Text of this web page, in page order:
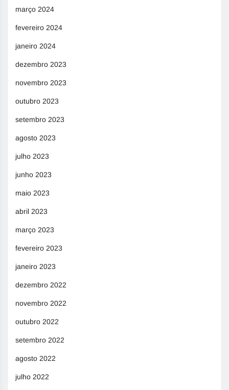
março 2024
fevereiro 2024
janeiro 2024
dezembro 2023
novembro 2023
outubro 2023
setembro 2023
agosto 2023
julho 2023
junho 2023
maio 2023
abril 2023
março 2023
fevereiro 2023
janeiro 2023
dezembro 2022
novembro 2022
outubro 2022
setembro 2022
agosto 2022
julho 2022